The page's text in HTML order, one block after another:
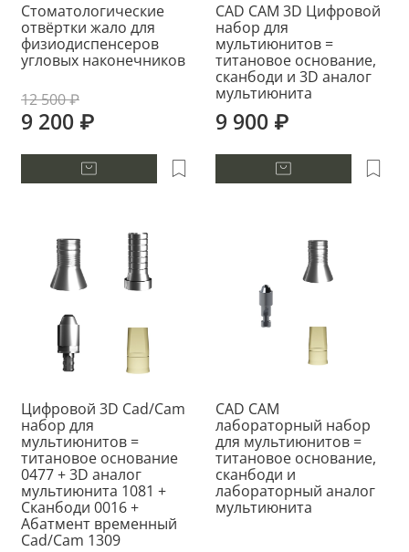
Стоматологические
отвёртки жало для
физиодиспенсеров
угловых наконечников
12 500 ₽
9 200 ₽
CAD CAM 3D Цифровой
набор для
мультиюнитов =
титановое основание,
сканбоди и 3D аналог
мультиюнита
9 900 ₽
Цифровой 3D Cad/Cam
набор для
мультиюнитов =
титановое основание
0477 + 3D аналог
мультиюнита 1081 +
Сканбоди 0016 +
Абатмент временный
Cad/Cam 1309
CAD CAM
лабораторный набор
для мультиюнитов =
титановое основание,
сканбоди и
лабораторный аналог
мультиюнита